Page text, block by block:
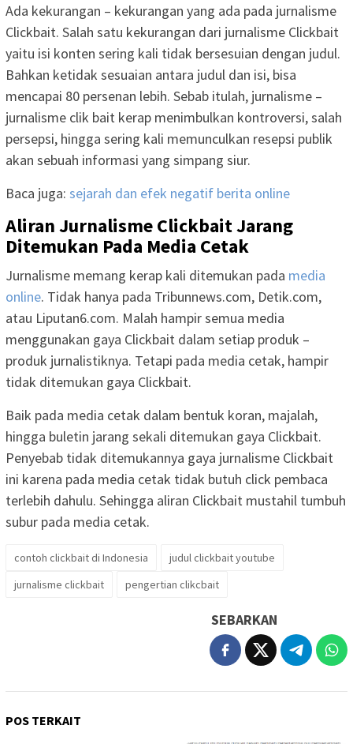
Ada kekurangan – kekurangan yang ada pada jurnalisme
Clickbait. Salah satu kekurangan dari jurnalisme Clickbait
yaitu isi konten sering kali tidak bersesuian dengan judul.
Bahkan ketidak sesuaian antara judul dan isi, bisa
mencapai 80 persenan lebih. Sebab itulah, jurnalisme –
jurnalisme clik bait kerap menimbulkan kontroversi, salah
persepsi, hingga sering kali memunculkan resepsi publik
akan sebuah informasi yang simpang siur.
Baca juga: sejarah dan efek negatif berita online
Aliran Jurnalisme Clickbait Jarang
Ditemukan Pada Media Cetak
Jurnalisme memang kerap kali ditemukan pada media
online. Tidak hanya pada Tribunnews.com, Detik.com,
atau Liputan6.com. Malah hampir semua media
menggunakan gaya Clickbait dalam setiap produk –
produk jurnalistiknya. Tetapi pada media cetak, hampir
tidak ditemukan gaya Clickbait.
Baik pada media cetak dalam bentuk koran, majalah,
hingga buletin jarang sekali ditemukan gaya Clickbait.
Penyebab tidak ditemukannya gaya jurnalisme Clickbait
ini karena pada media cetak tidak butuh click pembaca
terlebih dahulu. Sehingga aliran Clickbait mustahil tumbuh
subur pada media cetak.
contoh clickbait di Indonesia
judul clickbait youtube
jurnalisme clickbait
pengertian clikcbait
SEBARKAN
POS TERKAIT